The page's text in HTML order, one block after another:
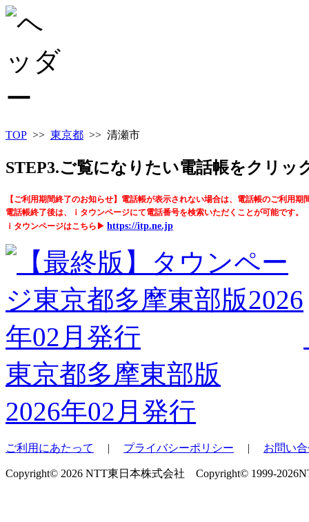
TOP >> 東京都 >> 清瀬市
STEP3.ご覧になりたい電話帳をクリッ
【ご利用期間終了のお知らせ】電話帳が表示されない場合は、電話帳のご利用期
電話帳終了後は、ｉタウンページにて電話番号を検索いただくことが可能です。
ｉタウンページはこちら▶ https://itp.ne.jp
東京都多摩東部版
2026年02月発行
ご利用にあたって | プライバシーポリシー | お問い
Copyright© 2026 NTT東日本株式会社 Copyright© 1999-